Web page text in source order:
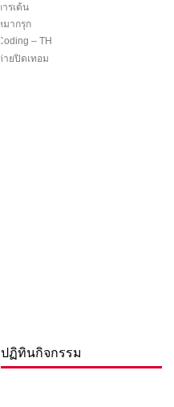
การเต้น
หมากรุก
Coding – TH
ค่ายปิดเทอม
ปฏิทินกิจกรรม